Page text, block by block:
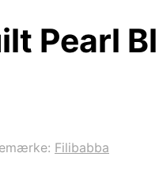
Pearl
Filibabba